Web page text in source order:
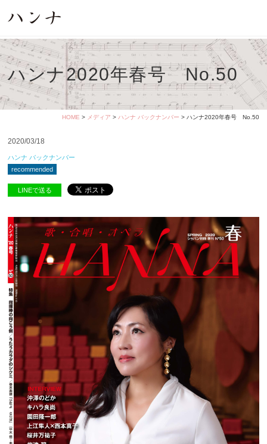
ハンナ2020年春号 No.50
HOME > メディア > ハンナ バックナンバー > ハンナ2020年春号 No.50
2020/03/18
ハンナ バックナンバー
recommended
LINEで送る